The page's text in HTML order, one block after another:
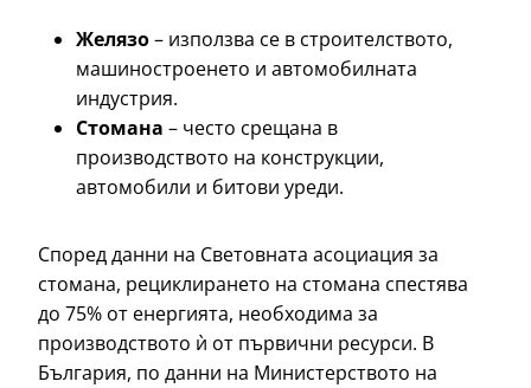
Желязо– използва се в строителството,
машиностроенето и автомобилната
индустрия.
Стомана – често срещана в
производството на конструкции,
автомобили и битови уреди.
Според данни на Световната асоциация за
стомана, рециклирането на стомана спестява
до 75% от енергията, необходима за
производството ѝ от първични ресурси. В
България, по данни на Министерството на